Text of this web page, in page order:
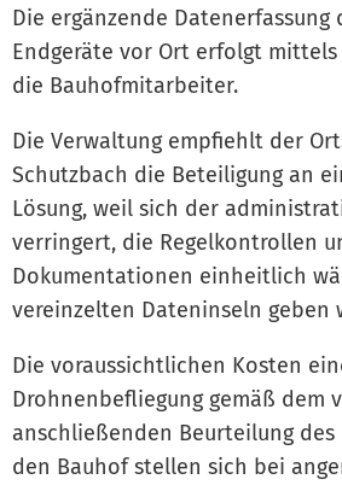
Die ergänzende Datenerfassung
Endgeräte vor Ort erfolgt
die Bauhofmitarbeiter.
Die Verwaltung empfiehlt der
Schutzbach die Beteiligung an
Lösung, weil sich der
verringert, die Regelkontrollen
Dokumentationen einheitlich
vereinzelten Dateninseln geben
Die voraussichtlichen Kosten
Drohnenbefliegung gemäß dem
anschließenden Beurteilung des
den Bauhof stellen sich bei